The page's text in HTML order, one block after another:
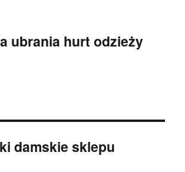
ubrania hurt odzieży
damskie sklepu